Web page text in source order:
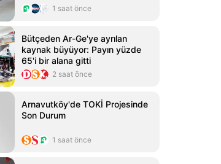
1 saat önce
Bütçeden Ar-Ge'ye ayrılan
kaynak büyüyor: Payın yüzde
65'i bir alana gitti
2 saat önce
Arnavutköy'de TOKİ Projesinde
Son Durum
1 saat önce